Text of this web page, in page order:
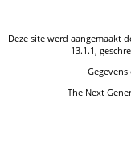
Deze site werd aangemaakt
13.1.1,
The Next